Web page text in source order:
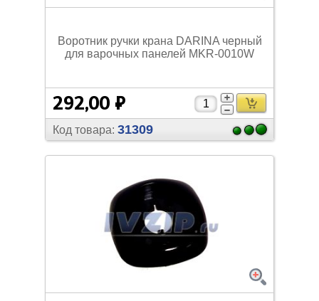
Воротник ручки крана DARINA черный
для варочных панелей MKR-0010W
292,00 ₽
Код товара: 31309